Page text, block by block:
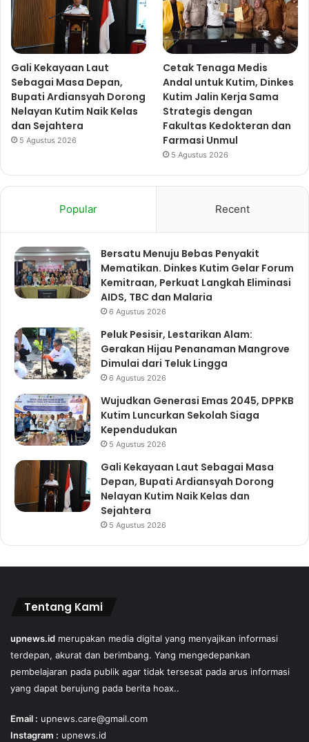
Gali Kekayaan Laut
Sebagai Masa Depan,
Bupati Ardiansyah Dorong
Nelayan Kutim Naik Kelas
dan Sejahtera
5 Agustus 2026
Cetak Tenaga Medis
Andal untuk Kutim, Dinkes
Kutim Jalin Kerja Sama
Strategis dengan
Fakultas Kedokteran dan
Farmasi Unmul
5 Agustus 2026
Popular Recent
Bersatu Menuju Bebas Penyakit
Mematikan. Dinkes Kutim Gelar Forum
Kemitraan, Perkuat Langkah Eliminasi
AIDS, TBC dan Malaria
6 Agustus 2026
Peluk Pesisir, Lestarikan Alam:
Gerakan Hijau Penanaman Mangrove
Dimulai dari Teluk Lingga
6 Agustus 2026
Wujudkan Generasi Emas 2045, DPPKB
Kutim Luncurkan Sekolah Siaga
Kependudukan
5 Agustus 2026
Gali Kekayaan Laut Sebagai Masa
Depan, Bupati Ardiansyah Dorong
Nelayan Kutim Naik Kelas dan
Sejahtera
5 Agustus 2026
Tentang Kami
upnews.id merupakan media digital yang menyajikan informasi
terdepan, akurat dan berimbang. Yang mengedepankan
pembelajaran pada publik agar tidak tersesat pada arus informasi
yang dapat berujung pada berita hoax..
Email : upnews.care@gmail.com
Instagram : upnews.id